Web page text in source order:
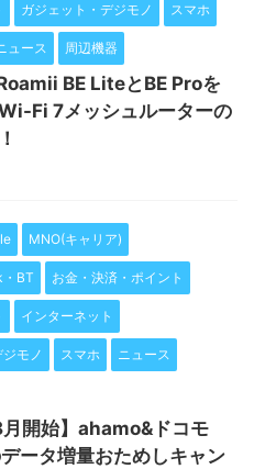
ガジェット・デジモノ スマホ
ュース 周辺機器
BE LiteとBE Proを
Fi 7メッシュルーターの
MNO(キャリア)
BT お金・決済・ポイント
インターネット
モノ スマホ ニュース
月開始】ahamo&ドコモ
ータ増量おためしキャン